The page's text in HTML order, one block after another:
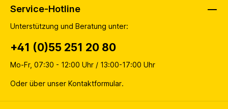
Service-Hotline
Unterstützung und Beratung unter:
+41 (0)55 251 20 80
Mo-Fr, 07:30 - 12:00 Uhr / 13:00-17:00 Uhr
Oder über unser Kontaktformular.